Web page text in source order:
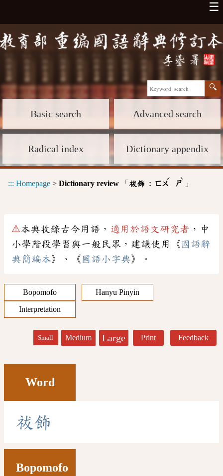
☰
Basic search Advanced search
Radical index Dictionary appendix
::: Homepage > Dictionary review 「 祓飾 : ㄈㄨ
ˊ
ㄕ
ˋ
」
⚠本典收錄古今用語， 適用於語文研究者 ，中
小學階段學習與一般民眾，建議使用《 國語辭
典簡編本》、《 國語小字典》。
Bopomofo
Hanyu Pinyin
Interpretation
Small Medium Large Print Feedback
Word
祓飾
Bopomofo